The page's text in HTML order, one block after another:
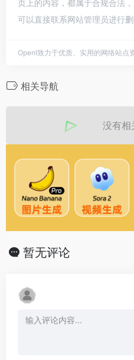
页上的内容，都属于合规合法
可以直接联系网站管理员进行
OpenI致力于优质、实用的网络站点
相关导航
没有相
暂无评论